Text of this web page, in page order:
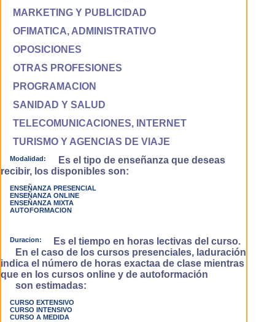
MARKETING Y PUBLICIDAD
OFIMATICA, ADMINISTRATIVO
OPOSICIONES
OTRAS PROFESIONES
PROGRAMACION
SANIDAD Y SALUD
TELECOMUNICACIONES, INTERNET
TURISMO Y AGENCIAS DE VIAJE
Modalidad:
Es el tipo de enseñanza que deseas
recibir, los disponibles son:
ENSEÑANZA PRESENCIAL
ENSEÑANZA ONLINE
ENSEÑANZA MIXTA
AUTOFORMACION
Duracion:
Es el tiempo en horas lectivas del curso.
En el caso de los cursos presenciales, laduración
indica el número de horas exactaa de clase mientras
que en los cursos online y de autoformación
son estimadas:
CURSO EXTENSIVO
CURSO INTENSIVO
CURSO A MEDIDA